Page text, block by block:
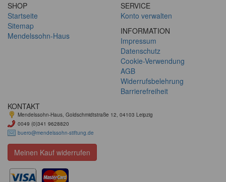
SHOP
Startseite
Sitemap
Mendelssohn-Haus
SERVICE
Konto verwalten
INFORMATION
Impressum
Datenschutz
Cookie-Verwendung
AGB
Widerrufsbelehrung
Barrierefreiheit
KONTAKT
Mendelssohn-Haus, Goldschmidtstraße 12, 04103 Leipzig
0049 (0)341 9628820
buero@mendelssohn-stiftung.de
Meinen Kauf widerrufen